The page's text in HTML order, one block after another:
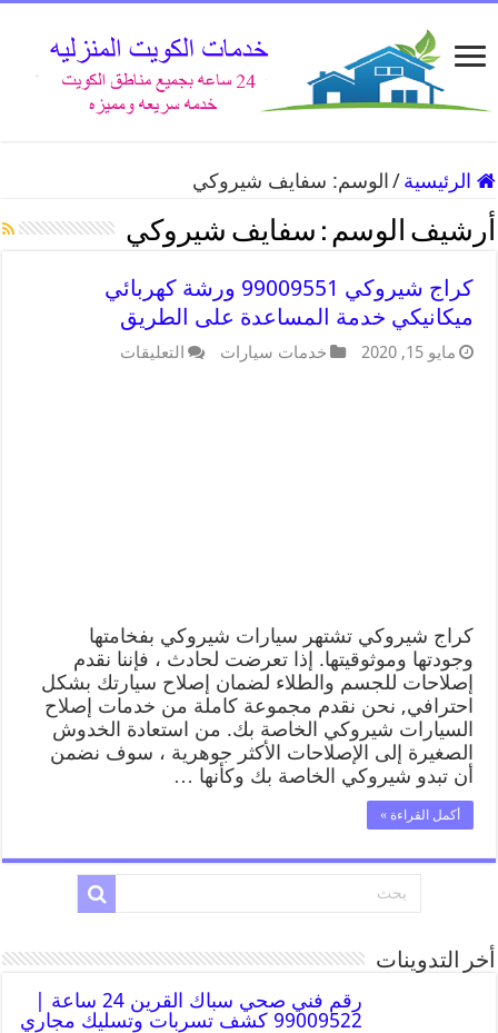
الرئيسية / الوسم: سفايف شيروكي
أرشيف الوسم : سفايف شيروكي
كراج شيروكي 99009551 ورشة كهربائي
ميكانيكي خدمة المساعدة على الطريق
مايو 15, 2020 خدمات سيارات التعليقات
كراج شيروكي تشتهر سيارات شيروكي بفخامتها
وجودتها وموثوقيتها. إذا تعرضت لحادث ، فإننا نقدم
إصلاحات للجسم والطلاء لضمان إصلاح سيارتك بشكل
احترافي, نحن نقدم مجموعة كاملة من خدمات إصلاح
السيارات شيروكي الخاصة بك. من استعادة الخدوش
الصغيرة إلى الإصلاحات الأكثر جوهرية ، سوف نضمن
أن تبدو شيروكي الخاصة بك وكأنها …
أكمل القراءة »
أخر التدوينات
رقم فني صحي سباك القرين 24 ساعة |
99009522 كشف تسربات وتسليك مجاري